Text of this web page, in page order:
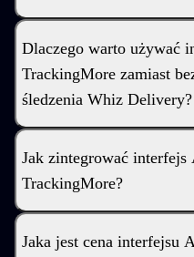
Dlaczego warto używać
TrackingMore zamiast
śledzenia Whiz Delivery?
Jak zintegrować interfejs
TrackingMore?
Jaka jest cena interfejsu